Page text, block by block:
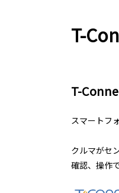
T-
T-
スマートフ
クルマがセ
確認、操作